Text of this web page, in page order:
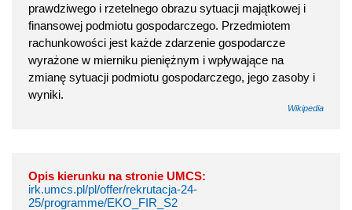
prawdziwego i rzetelnego obrazu sytuacji majątkowej i
finansowej podmiotu gospodarczego. Przedmiotem
rachunkowości jest każde zdarzenie gospodarcze
wyrażone w mierniku pieniężnym i wpływające na
zmianę sytuacji podmiotu gospodarczego, jego zasoby i
wyniki.
Wikipedia
Opis kierunku na stronie UMCS:
irk.umcs.pl/pl/offer/rekrutacja-24-
25/programme/EKO_FIR_S2